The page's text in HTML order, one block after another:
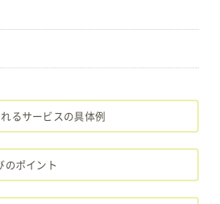
るサービスの具体例
のポイント